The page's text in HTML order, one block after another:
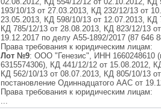
193/10/13 от 27.03.2013, КД 232/12/13 от
23.05.2013, КД 598/10/13 от 12.07.2013, КД
КД 785/12/13 от 28.08.2013, КД 823/12/13
19.12.2017 по делу А55-1892/2017 (87 646
Права требования к юридическим лицам:
Лот №9: ООО "Генезис", ИНН 1660248610
6315574306), КД 441/12/12 от 15.08.2012,
КД 562/10/13 от 08.07.2013, КД 805/10/13
постановление Одиннадцатого ААС от
Права требования к юридическим лицам:
...